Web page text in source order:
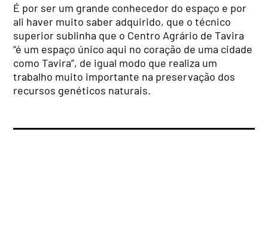
É por ser um grande conhecedor do espaço e por
ali haver muito saber adquirido, que o técnico
superior sublinha que o Centro Agrário de Tavira
“é um espaço único aqui no coração de uma cidade
como Tavira”, de igual modo que realiza um
trabalho muito importante na preservação dos
recursos genéticos naturais.